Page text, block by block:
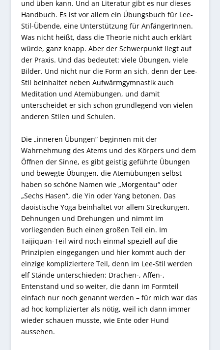
und üben kann. Und an Literatur gibt es nur dieses
Handbuch. Es ist vor allem ein Übungsbuch für Lee-
Stil-Übende, eine Unterstützung für AnfängerInnen.
Was nicht heißt, dass die Theorie nicht auch erklärt
würde, ganz knapp. Aber der Schwerpunkt liegt auf
der Praxis. Und das bedeutet: viele Übungen, viele
Bilder. Und nicht nur die Form an sich, denn der Lee-
Stil beinhaltet neben Aufwärmgymnastik auch
Meditation und Atemübungen, und damit
unterscheidet er sich schon grundlegend von vielen
anderen Stilen und Schulen.
Die „inneren Übungen“ beginnen mit der
Wahrnehmung des Atems und des Körpers und dem
Öffnen der Sinne, es gibt geistig geführte Übungen
und bewegte Übungen, die Atemübungen selbst
haben so schöne Namen wie „Morgentau“ oder
„Sechs Hasen“, die Yin oder Yang betonen. Das
daoistische Yoga beinhaltet vor allem Streckungen,
Dehnungen und Drehungen und nimmt im
vorliegenden Buch einen großen Teil ein. Im
Taijiquan-Teil wird noch einmal speziell auf die
Prinzipien eingegangen und hier kommt auch der
einzige kompliziertere Teil, denn im Lee-Stil werden
elf Stände unterschieden: Drachen-, Affen-,
Entenstand und so weiter, die dann im Formteil
einfach nur noch genannt werden – für mich war das
ad hoc komplizierter als nötig, weil ich dann immer
wieder schauen musste, wie Ente oder Hund
aussehen.